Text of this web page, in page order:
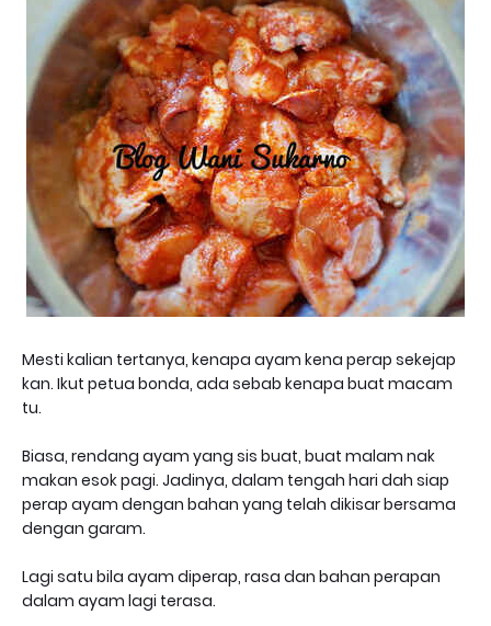
Mesti kalian tertanya, kenapa ayam kena perap sekejap
kan. Ikut petua bonda, ada sebab kenapa buat macam
tu.
Biasa, rendang ayam yang sis buat, buat malam nak
makan esok pagi. Jadinya, dalam tengah hari dah siap
perap ayam dengan bahan yang telah dikisar bersama
dengan garam.
Lagi satu bila ayam diperap, rasa dan bahan perapan
dalam ayam lagi terasa.